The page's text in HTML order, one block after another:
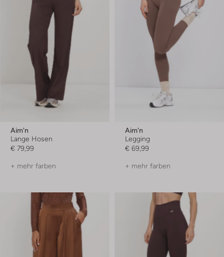
Aim'n
Lange Hosen
€ 79,99
+ mehr farben
Aim'n
Legging
€ 69,99
+ mehr farben